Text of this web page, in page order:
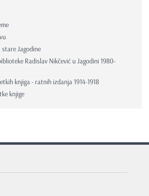
Jagodine
Radislav Nikčević u Jagodini 1980-
knjiga - ratnih izdanja 1914-1918
knjige